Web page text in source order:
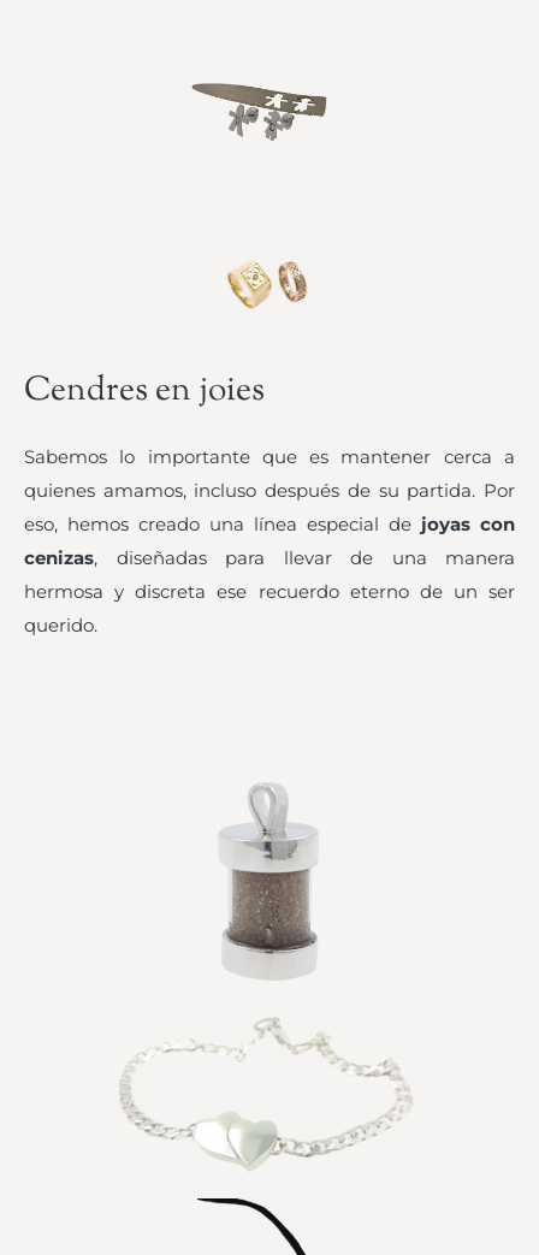
Cendres en joies
Sabemos lo importante que es mantener cerca a
quienes amamos, incluso después de su partida. Por
eso, hemos creado una línea especial de joyas con
cenizas, diseñadas para llevar de una manera
hermosa y discreta ese recuerdo eterno de un ser
querido.